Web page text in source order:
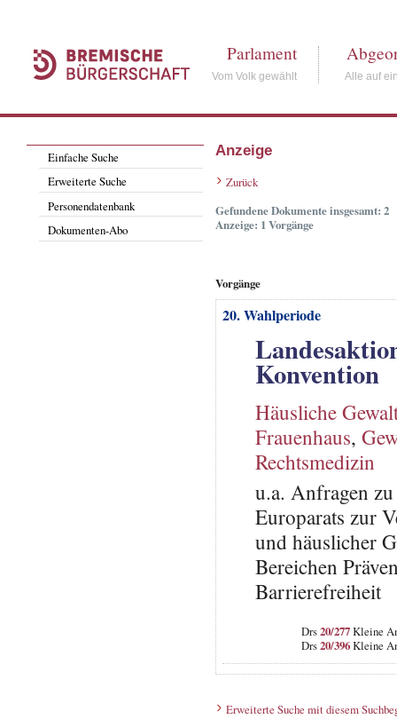
Parlament
Vom Volk gewählt Alle auf
Einfache Suche
Erweiterte Suche
Personendatenbank
Dokumenten-Abo
Anzeige
Zurück
Gefundene Dokumente insgesamt: 2
Anzeige: 1 Vorgänge
Vorgänge
20. Wahlperiode
Konvention
Häusliche
Frauenhaus,
Rechtsmedizin
u.a. Anfragen
Europarats zur
und häuslicher
Bereichen
Barrierefreiheit
Drs20/277Kleine
Drs20/396Kleine
Erweiterte Suche mit diesem